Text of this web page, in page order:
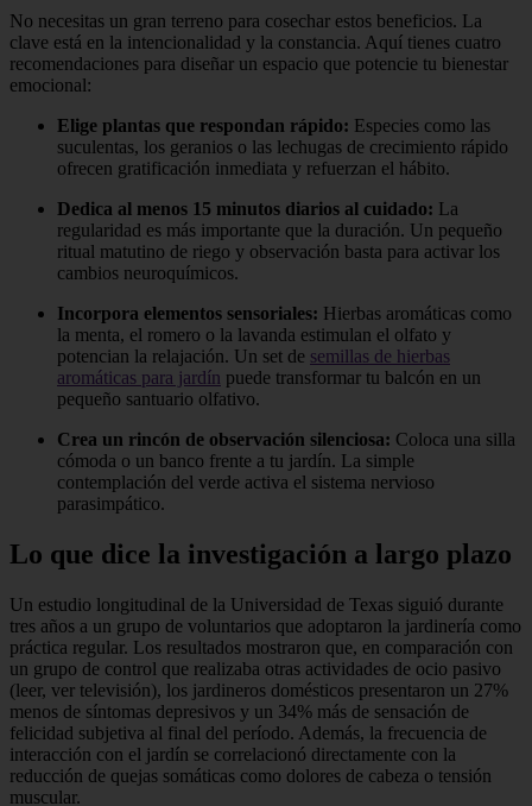
No necesitas un gran terreno para cosechar estos beneficios. La
clave está en la intencionalidad y la constancia. Aquí tienes cuatro
recomendaciones para diseñar un espacio que potencie tu bienestar
emocional:
Elige plantas que respondan rápido: Especies como las
suculentas, los geranios o las lechugas de crecimiento rápido
ofrecen gratificación inmediata y refuerzan el hábito.
Dedica al menos 15 minutos diarios al cuidado: La
regularidad es más importante que la duración. Un pequeño
ritual matutino de riego y observación basta para activar los
cambios neuroquímicos.
Incorpora elementos sensoriales: Hierbas aromáticas como
la menta, el romero o la lavanda estimulan el olfato y
potencian la relajación. Un set de semillas de hierbas
aromáticas para jardín puede transformar tu balcón en un
pequeño santuario olfativo.
Crea un rincón de observación silenciosa: Coloca una silla
cómoda o un banco frente a tu jardín. La simple
contemplación del verde activa el sistema nervioso
parasimpático.
Lo que dice la investigación a largo plazo
Un estudio longitudinal de la Universidad de Texas siguió durante
tres años a un grupo de voluntarios que adoptaron la jardinería como
práctica regular. Los resultados mostraron que, en comparación con
un grupo de control que realizaba otras actividades de ocio pasivo
(leer, ver televisión), los jardineros domésticos presentaron un 27%
menos de síntomas depresivos y un 34% más de sensación de
felicidad subjetiva al final del período. Además, la frecuencia de
interacción con el jardín se correlacionó directamente con la
reducción de quejas somáticas como dolores de cabeza o tensión
muscular.